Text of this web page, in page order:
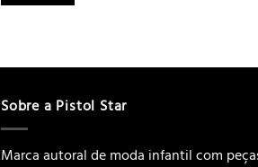
Sobre a Pistol Star
Marca autoral de moda infantil com